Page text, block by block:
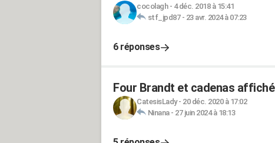
cocolagh- 4 déc. 2018 à 15:41
stf_jpd87- 23 avr. 2024 à 07:23
6 réponses
Four Brandt et cadenas affiché
CatesisLady- 20 déc. 2020 à 17:02
Ninana- 27 juin 2024 à 18:13